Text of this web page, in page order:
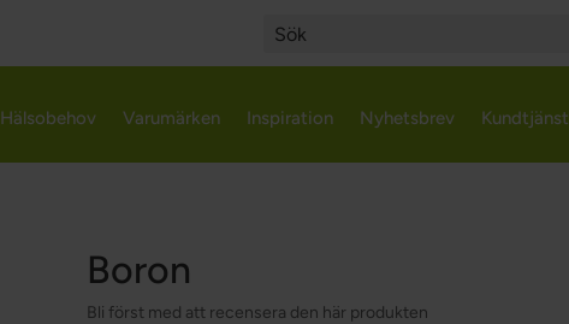
Hälsobehov Varumärken Inspiration Nyhetsbrev Kundtjänst
Boron
Bli först med att recensera den här produkten